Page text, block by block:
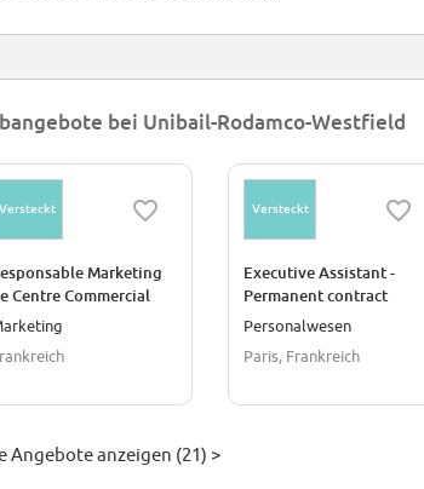
bei Unibail-Rodamco-Westfield
Versteckt
Marketing
Centre Commercial
EuraLille) - CDI
Versteckt
Executive Assistant -
Permanent contract
Personalwesen
Paris, Frankreich
Angebote anzeigen (21) >